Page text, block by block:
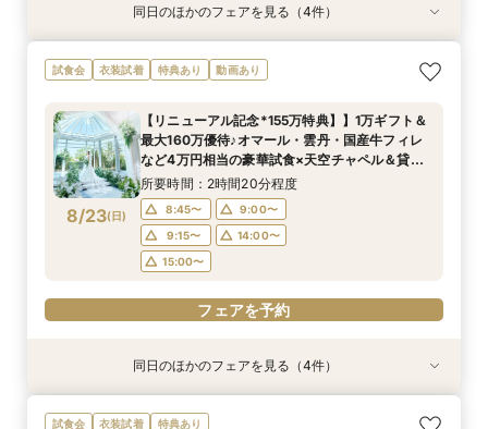
衣装試着 特典あり
8/22(土)
【パパママも安心♪】キッズ婚紹介フェア★キッ
ズスペース付
9:00〜
13:30〜
15:00〜
フェアを予約
衣装試着 特典あり
8/22(土)
【初めての見学におすすめ◎】1万ギフト付き◆
白亜のチャペルなど全館見学×4万円相当の絶品
フェア
所要時間：2時間20分程度
8:45〜
9:00〜
9:15〜
14:00〜
15:00〜
フェアを予約
衣装試着 特典あり
8/22(土)
【料理やおもてなしを重視したい方へ】美食でお
もてなし！豪華国産牛試食×貸切邸宅での演出体
所要時間：2時間20分程度
9:00〜
9:15〜
14:00〜
15:00〜
フェアを予約
衣装試着 特典あり
8/22(土)
【憧れのドレス姿も】SNSで話題の水上大聖堂体
験＆4万相当の試食+最大155万円の豪華特典付
8:45〜
9:00〜
9:15〜
14:00〜
15:00〜
フェアを予約
同日のほかのフェアを見る（4件）
試食会 衣装試着 特典あり 動画あり
8/23(日)
【リニューアル記念*155万特典】】1万ギフト＆
最大160万優待♪オマール・雲丹・国産牛フィレ
など4万円相当の豪華試食×天空チャペル＆貸切
邸宅を体験＊マイナビ限定BIGフェア
所要時間：2時間20分程度
8:45〜
9:00〜
9:15〜
14:00〜
15:00〜
フェアを予約
衣装試着 特典あり 動画あり
週末は満席になりやすいためお早めに【1万ギフ
衣装試着 特典あり
【初めての見学におすすめ◎】1万ギフト付き◆
衣装試着 特典あり
【料理やおもてなしを重視したい方へ】美食でお
衣装試着 特典あり
【憧れのドレス姿も】SNSで話題の水上大聖堂体
同日のほかのフェアを見る（4件）
試食会 衣装試着 特典あり